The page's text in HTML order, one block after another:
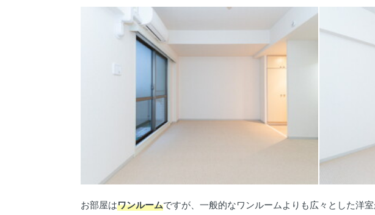
お部屋はワンルームですが、一般的なワンルームよりも広々とした洋室